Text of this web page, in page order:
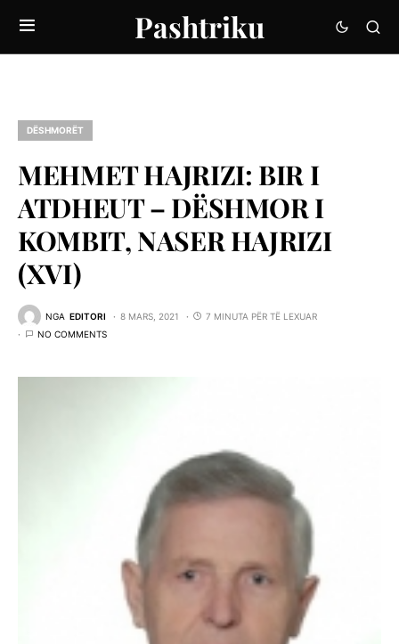
Pashtriku
DËSHMORËT
MEHMET HAJRIZI: BIR I
ATDHEUT – DËSHMOR I
KOMBIT, NASER HAJRIZI
(XVI)
NGA EDITORI 8 MARS, 2021
7 MINUTA PËR TË LEXUAR
NO COMMENTS